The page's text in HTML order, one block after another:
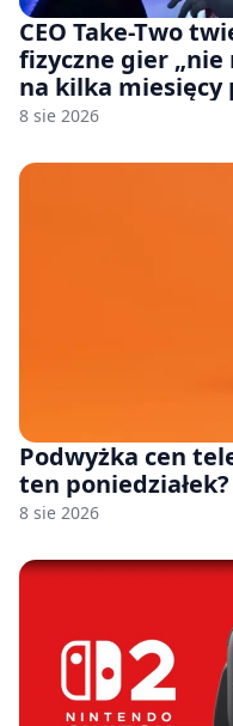
CEO Take-Two
fizyczne gier „nie
na kilka miesięcy
8 sie 2026
Podwyżka cen
ten
8 sie 2026